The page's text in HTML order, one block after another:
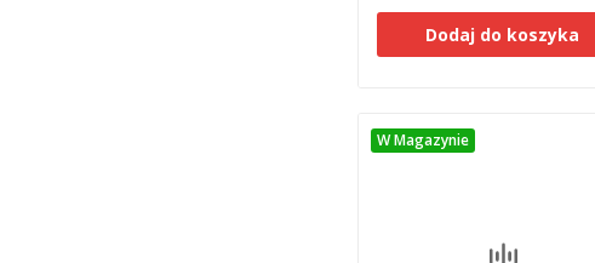
Dodaj do koszyka
W Magazynie